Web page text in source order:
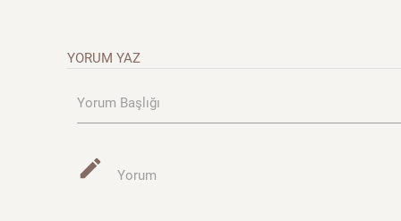
YORUM YAZ
Yorum Başlığı
mode_edit Yorum